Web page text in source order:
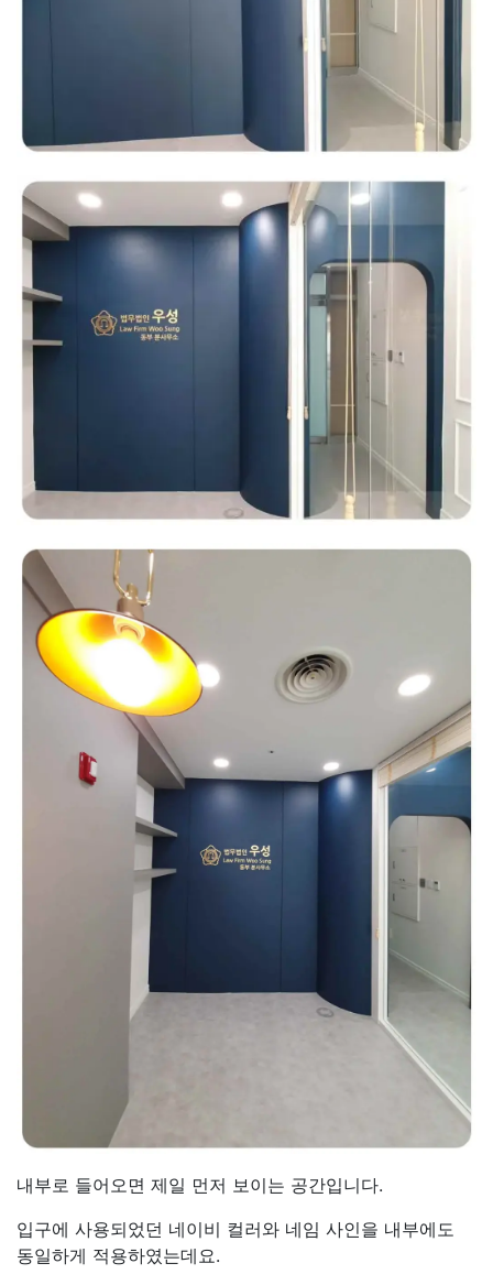
내부로 들어오면 제일 먼저 보이는 공간입니다.
입구에 사용되었던 네이비 컬러와 네임 사인을 내부에도
동일하게 적용하였는데요.